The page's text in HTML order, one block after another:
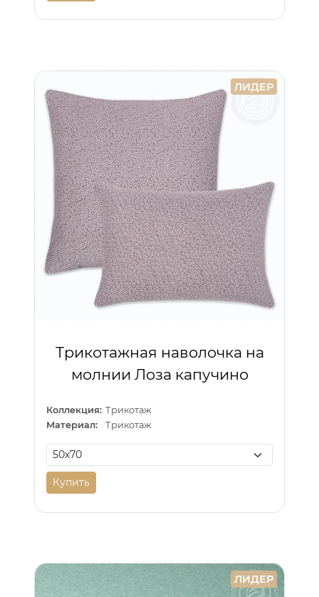
ЛИДЕР
Трикотажная наволочка на
молнии Лоза капучино
Коллекция: Трикотаж
Материал:
Трикотаж
Купить
ЛИДЕР